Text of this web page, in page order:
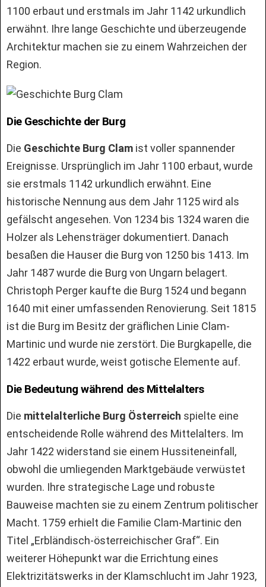
1100 erbaut und erstmals im Jahr 1142 urkundlich
erwähnt. Ihre lange Geschichte und überzeugende
Architektur machen sie zu einem Wahrzeichen der
Region.
Die Geschichte der Burg
Die Geschichte Burg Clam ist voller spannender
Ereignisse. Ursprünglich im Jahr 1100 erbaut, wurde
sie erstmals 1142 urkundlich erwähnt. Eine
historische Nennung aus dem Jahr 1125 wird als
gefälscht angesehen. Von 1234 bis 1324 waren die
Holzer als Lehensträger dokumentiert. Danach
besaßen die Hauser die Burg von 1250 bis 1413. Im
Jahr 1487 wurde die Burg von Ungarn belagert.
Christoph Perger kaufte die Burg 1524 und begann
1640 mit einer umfassenden Renovierung. Seit 1815
ist die Burg im Besitz der gräflichen Linie Clam-
Martinic und wurde nie zerstört. Die Burgkapelle, die
1422 erbaut wurde, weist gotische Elemente auf.
Die Bedeutung während des Mittelalters
Die mittelalterliche Burg Österreich spielte eine
entscheidende Rolle während des Mittelalters. Im
Jahr 1422 widerstand sie einem Hussiteneinfall,
obwohl die umliegenden Marktgebäude verwüstet
wurden. Ihre strategische Lage und robuste
Bauweise machten sie zu einem Zentrum politischer
Macht. 1759 erhielt die Familie Clam-Martinic den
Titel „Erbländisch-österreichischer Graf“. Ein
weiterer Höhepunkt war die Errichtung eines
Elektrizitätswerks in der Klamschlucht im Jahr 1923,